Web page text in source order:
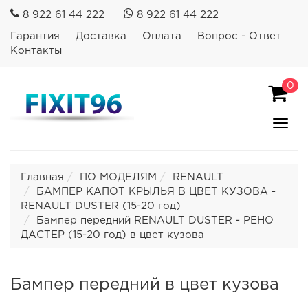
8 922 61 44 222 8 922 61 44 222
Гарантия Доставка Оплата
Вопрос - Ответ
Контакты
0
Главная ПО МОДЕЛЯМ
RENAULT
БАМПЕР КАПОТ КРЫЛЬЯ В ЦВЕТ КУЗОВА -
RENAULT DUSTER (15-20 год)
Бампер передний RENAULT DUSTER - РЕНО
ДАСТЕР (15-20 год) в цвет кузова
Бампер передний в цвет кузова